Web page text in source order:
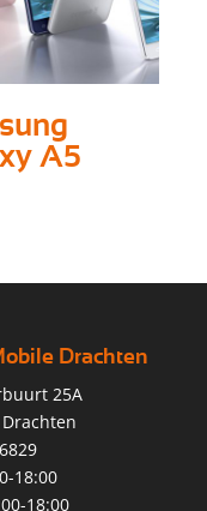
A5
Drachten
25A
18:00
18:00